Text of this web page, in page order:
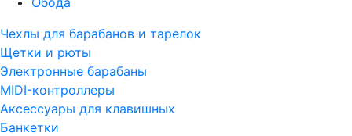
Чехлы для барабанов и тарелок
Щетки и рюты
Электронные барабаны
MIDI-контроллеры
Аксессуары для клавишных
Банкетки